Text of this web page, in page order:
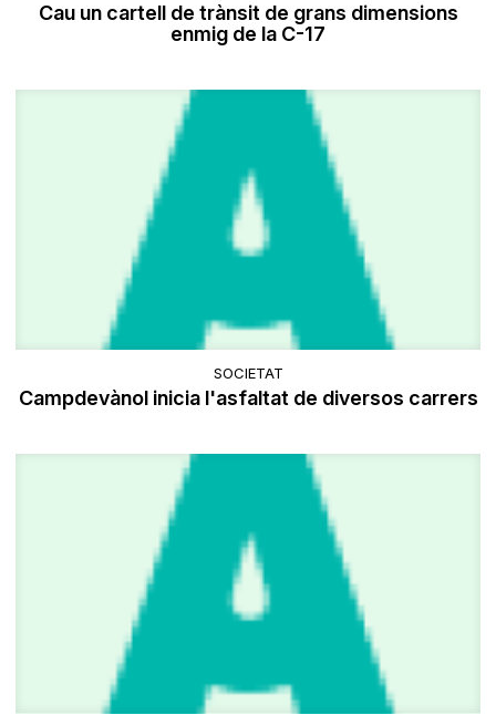
Cau un cartell de trànsit de grans dimensions
enmig de la C-17
SOCIETAT
Campdevànol inicia l'asfaltat de diversos carrers